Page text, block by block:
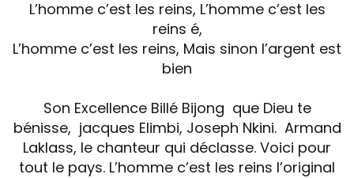
L’homme c’est les reins, L’homme c’est les
reins é,
L’homme c’est les reins, Mais sinon l’argent est
bien
Son Excellence Billé Bijong que Dieu te
bénisse, jacques Elimbi, Joseph Nkini. Armand
Laklass, le chanteur qui déclasse. Voici pour
tout le pays. L’homme c’est les reins l’original